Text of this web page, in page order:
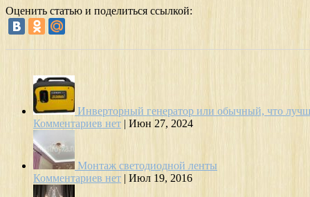
Оценить статью и поделиться ссылкой:
Инверторный генератор или обычный, что
Комментариев нет | Июн 27, 2024
Монтаж светодиодной ленты
Комментариев нет | Июл 19, 2016